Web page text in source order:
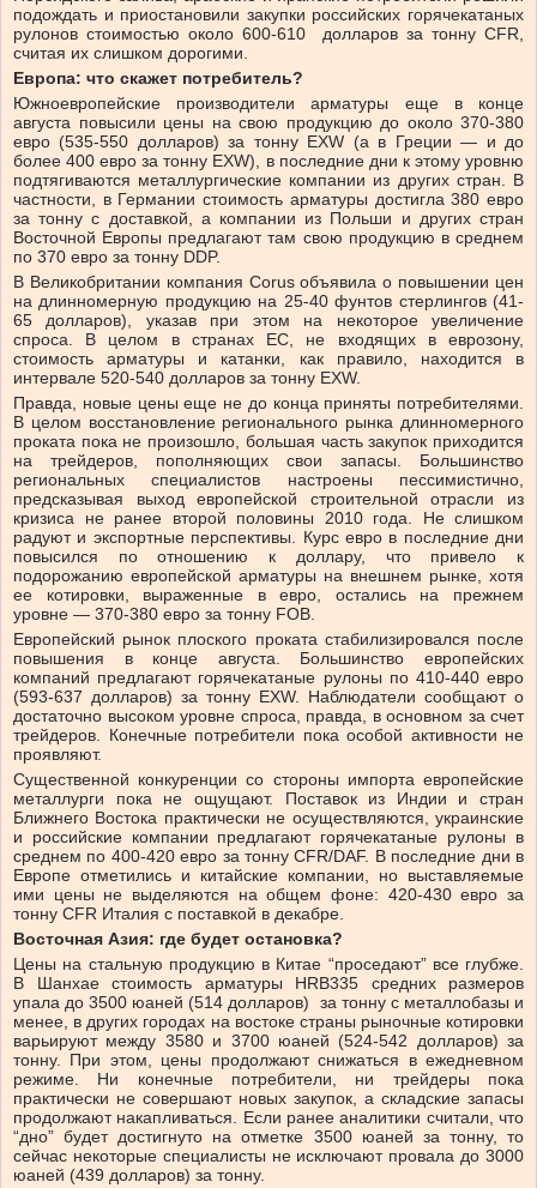
подождать и приостановили закупки российских горячекатаных
рулонов стоимостью около 600-610 долларов за тонну CFR,
считая их слишком дорогими.
Европа: что скажет потребитель?
Южноевропейские производители арматуры еще в конце
августа повысили цены на свою продукцию до около 370-380
евро (535-550 долларов) за тонну EXW (а в Греции — и до
более 400 евро за тонну EXW), в последние дни к этому уровню
подтягиваются металлургические компании из других стран. В
частности, в Германии стоимость арматуры достигла 380 евро
за тонну с доставкой, а компании из Польши и других стран
Восточной Европы предлагают там свою продукцию в среднем
по 370 евро за тонну DDP.
В Великобритании компания Corus объявила о повышении цен
на длинномерную продукцию на 25-40 фунтов стерлингов (41-
65 долларов), указав при этом на некоторое увеличение
спроса. В целом в странах ЕС, не входящих в еврозону,
стоимость арматуры и катанки, как правило, находится в
интервале 520-540 долларов за тонну EXW.
Правда, новые цены еще не до конца приняты потребителями.
В целом восстановление регионального рынка длинномерного
проката пока не произошло, большая часть закупок приходится
на трейдеров, пополняющих свои запасы. Большинство
региональных специалистов настроены пессимистично,
предсказывая выход европейской строительной отрасли из
кризиса не ранее второй половины 2010 года. Не слишком
радуют и экспортные перспективы. Курс евро в последние дни
повысился по отношению к доллару, что привело к
подорожанию европейской арматуры на внешнем рынке, хотя
ее котировки, выраженные в евро, остались на прежнем
уровне — 370-380 евро за тонну FOB.
Европейский рынок плоского проката стабилизировался после
повышения в конце августа. Большинство европейских
компаний предлагают горячекатаные рулоны по 410-440 евро
(593-637 долларов) за тонну EXW. Наблюдатели сообщают о
достаточно высоком уровне спроса, правда, в основном за счет
трейдеров. Конечные потребители пока особой активности не
проявляют.
Существенной конкуренции со стороны импорта европейские
металлурги пока не ощущают. Поставок из Индии и стран
Ближнего Востока практически не осуществляются, украинские
и российские компании предлагают горячекатаные рулоны в
среднем по 400-420 евро за тонну CFR/DAF. В последние дни в
Европе отметились и китайские компании, но выставляемые
ими цены не выделяются на общем фоне: 420-430 евро за
тонну CFR Италия с поставкой в декабре.
Восточная Азия: где будет остановка?
Цены на стальную продукцию в Китае “проседают” все глубже.
В Шанхае стоимость арматуры HRB335 средних размеров
упала до 3500 юаней (514 долларов) за тонну с металлобазы и
менее, в других городах на востоке страны рыночные котировки
варьируют между 3580 и 3700 юаней (524-542 долларов) за
тонну. При этом, цены продолжают снижаться в ежедневном
режиме. Ни конечные потребители, ни трейдеры пока
практически не совершают новых закупок, а складские запасы
продолжают накапливаться. Если ранее аналитики считали, что
“дно” будет достигнуто на отметке 3500 юаней за тонну, то
сейчас некоторые специалисты не исключают провала до 3000
юаней (439 долларов) за тонну.